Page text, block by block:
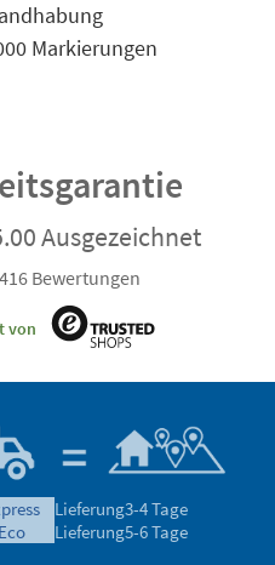
Markierungen
Ausgezeichnet
Bewertungen
von
eco
Lieferung3-4 Tage
Lieferung5-6 Tage